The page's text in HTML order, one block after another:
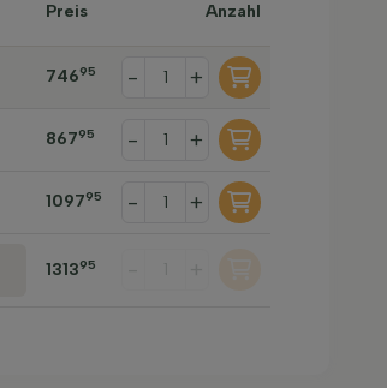
Preis Anzahl
74695 - +
86795 - +
109795 - +
131395